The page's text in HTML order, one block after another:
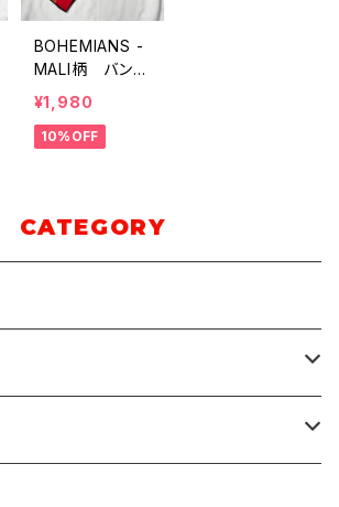
BOHEMIANS -
MALI柄 バンダ
ナ
¥1,980
10%OFF
CATEGORY